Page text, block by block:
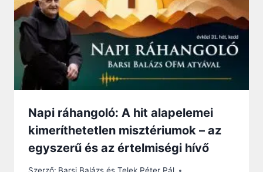
Napi ráhangoló: A hit alapelemei
kimeríthetetlen misztériumok – az
egyszerű és az értelmiségi hívő